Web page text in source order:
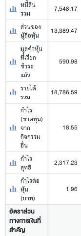
หนี้สิน
รวม
7,548.17
ส่วนของ
ผู้ถือหุ้น
13,389.47
มูลค่าหุ้น
ที่เรียก
ชำระ
แล้ว
590.98
รายได้
รวม
18,786.59
กำไร
(ขาดทุน)
จาก
กิจกรรม
อื่น
18.55
กำไร
สุทธิ
2,317.23
กำไรต่อ
หุ้น
(บาท)
1.96
อัตราส่วน
ทางการเงินที่
สำคัญ